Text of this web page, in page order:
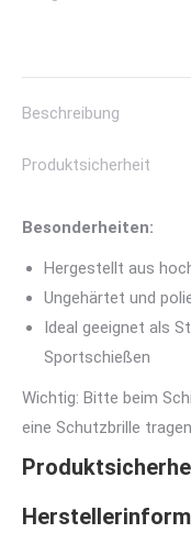
Beschreibung
Produktsicherheit
Besonderheiten:
Hergestellt aus
Ungehärtet und
Ideal geeignet als
Sportschießen
Wichtig: Bitte beim
eine Schutzbrille